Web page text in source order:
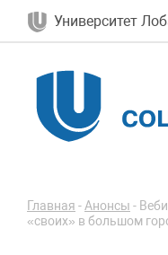
Университет
Главная -Анонсы -
«своих» в большом